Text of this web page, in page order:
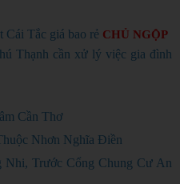
Cái Tắc giá bao rẻ CHỦ NGỘP
Thạnh cần xử lý việc gia đình
Cần Thơ
Nhơn Nghĩa Điền
Trước Cổng Chung Cư An